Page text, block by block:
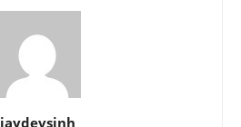
jaydevsinh